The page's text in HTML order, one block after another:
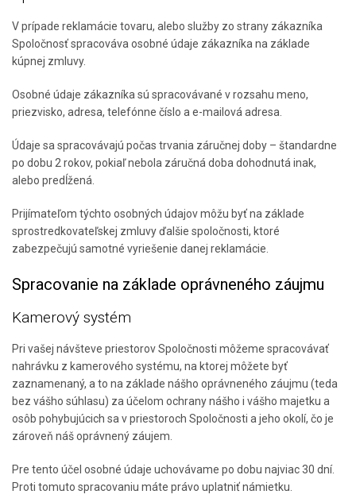
V prípade reklamácie tovaru, alebo služby zo strany zákazníka
Spoločnosť spracováva osobné údaje zákazníka na základe
kúpnej zmluvy.
Osobné údaje zákazníka sú spracovávané v rozsahu meno,
priezvisko, adresa, telefónne číslo a e-mailová adresa.
Údaje sa spracovávajú počas trvania záručnej doby – štandardne
po dobu 2 rokov, pokiaľ nebola záručná doba dohodnutá inak,
alebo predĺžená.
Prijímateľom týchto osobných údajov môžu byť na základe
sprostredkovateľskej zmluvy ďalšie spoločnosti, ktoré
zabezpečujú samotné vyriešenie danej reklamácie.
Spracovanie na základe oprávneného záujmu
Kamerový systém
Pri vašej návšteve priestorov Spoločnosti môžeme spracovávať
nahrávku z kamerového systému, na ktorej môžete byť
zaznamenaný, a to na základe nášho oprávneného záujmu (teda
bez vášho súhlasu) za účelom ochrany nášho i vášho majetku a
osôb pohybujúcich sa v priestoroch Spoločnosti a jeho okolí, čo je
zároveň náš oprávnený záujem.
Pre tento účel osobné údaje uchovávame po dobu najviac 30 dní.
Proti tomuto spracovaniu máte právo uplatniť námietku.